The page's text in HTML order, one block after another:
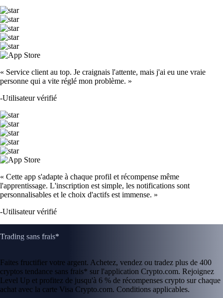
« Service client au top. Je craignais l'attente, mais j'ai eu une vraie
personne qui a vite réglé mon problème. »
-Utilisateur vérifié
« Cette app s'adapte à chaque profil et récompense même
l'apprentissage. L'inscription est simple, les notifications sont
personnalisables et le choix d'actifs est immense. »
-Utilisateur vérifié
Trading sans frais*
Faites fructifier votre argent. Achetez, vendez ou tradez plus de 400
cryptos tendance sans frais* sur l'application Crypto.com. Rejoignez
Level Up et profitez de jusqu'à 6 % de récompenses crypto sur chaque
achat avec la carte Visa Crypto.com. Conditions applicables.